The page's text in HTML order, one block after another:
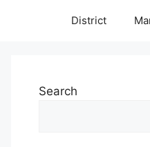
District
Search